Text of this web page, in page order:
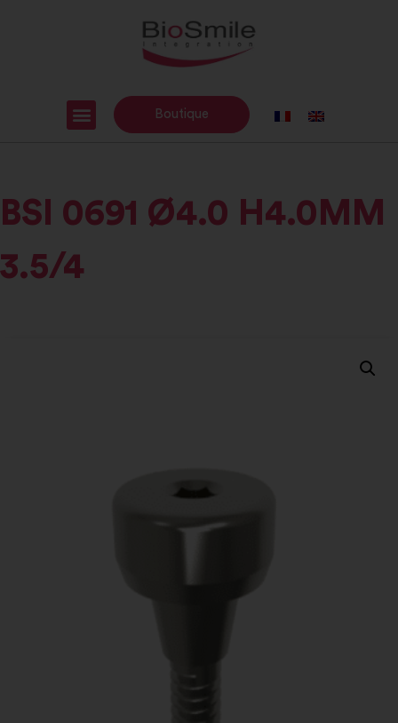
Boutique
BSI 0691 Ø4.0 H4.0MM
3.5/4